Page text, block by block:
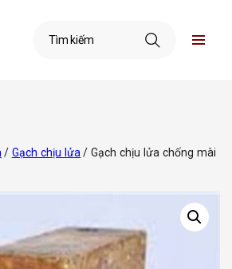
/ Gạch chịu lửa / Gạch chịu lửa chống mài